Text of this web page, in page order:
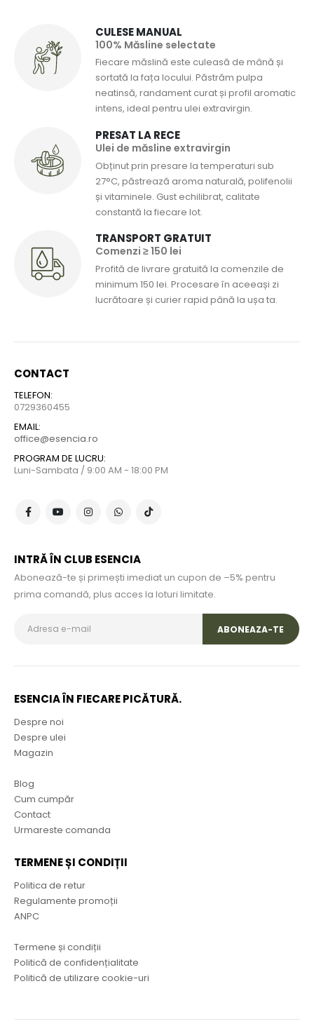
CULESE MANUAL
100% Măsline selectate
Fiecare măslină este culeasă de mână și
sortată la fața locului. Păstrăm pulpa
neatinsă, randament curat și profil aromatic
intens, ideal pentru ulei extravirgin.
PRESAT LA RECE
Ulei de măsline extravirgin
Obținut prin presare la temperaturi sub
27°C, păstrează aroma naturală, polifenolii
și vitaminele. Gust echilibrat, calitate
constantă la fiecare lot.
TRANSPORT GRATUIT
Comenzi ≥ 150 lei
Profită de livrare gratuită la comenzile de
minimum 150 lei. Procesare în aceeași zi
lucrătoare și curier rapid până la ușa ta.
CONTACT
TELEFON:
0729360455
EMAIL:
office@esencia.ro
PROGRAM DE LUCRU:
Luni-Sambata / 9:00 AM - 18:00 PM
INTRĂ ÎN CLUB ESENCIA
Abonează-te și primești imediat un cupon de –5% pentru
prima comandă, plus acces la loturi limitate.
ESENCIA ÎN FIECARE PICĂTURĂ.
Despre noi
Despre ulei
Magazin
Blog
Cum cumpăr
Contact
Urmareste comanda
TERMENE ȘI CONDIȚII
Politica de retur
Regulamente promoții
ANPC
Termene și condiții
Politică de confidențialitate
Politică de utilizare cookie-uri